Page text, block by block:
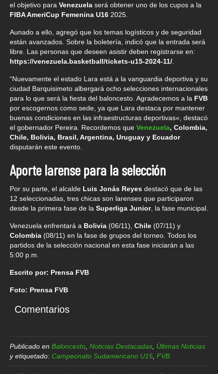
el objetivo para Venezuela será obtener uno de los cupos a la
FIBA AmeriCup Femenina U16 2025.
Aunado a ello, agregó que los temas logísticos y de seguridad
están avanzados. Sobre la boletería, indicó que la entrada será
libre. Las personas que deseen asistir deben registrarse en:
https://venezuela.basketball/tickets-u15-2024-11/
“Nuevamente el estado Lara está a la vanguardia deportiva y su
ciudad Barquisimeto albergará ocho selecciones internacionales
para lo que será la fiesta del baloncesto. Agradecemos a la FVB
por escogernos como sede, ya que Lara destaca por mantener
buenas condiciones en las infraestructuras deportivas«, destacó
el gobernador Pereira. Recordemos que Venezuela, Colombia,
Chile, Bolivia, Brasil, Argentina, Uruguay y Ecuador
disputarán este evento.
Aporte larense para la selección
Por su parte, el alcalde Luis Jonás Reyes destacó que de las
12 seleccionadas, tres chicas son larenses que participaron
desde la primera fase de la Superliga Junior, la fase municipal.
Venezuela enfrentará a Bolivia (06/11), Chile (07/11) y
Colombia (08/11) en la fase de grupos del torneo. Todos los
partidos de la selección nacional en esta fase iniciarán a las
5:00 p.m.
Escrito por: Prensa FVB
Foto: Prensa FVB
Comentarios
Publicado en Baloncesto Noticias Destacadas Últimas Noticias
y etiquetado: Campeonato Sudamericano U15 FVB